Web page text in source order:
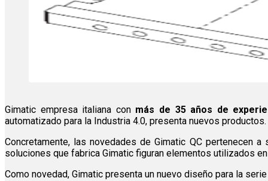
Gimatic empresa italiana con más de 35 años de
automatizado para la Industria 4.0, presenta nuevos productos.
Concretamente, las novedades de Gimatic QC pertenecen
soluciones que fabrica Gimatic figuran elementos utilizados
Como novedad, Gimatic presenta un nuevo diseño para la